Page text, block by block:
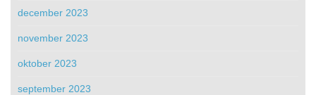
december 2023
november 2023
oktober 2023
september 2023